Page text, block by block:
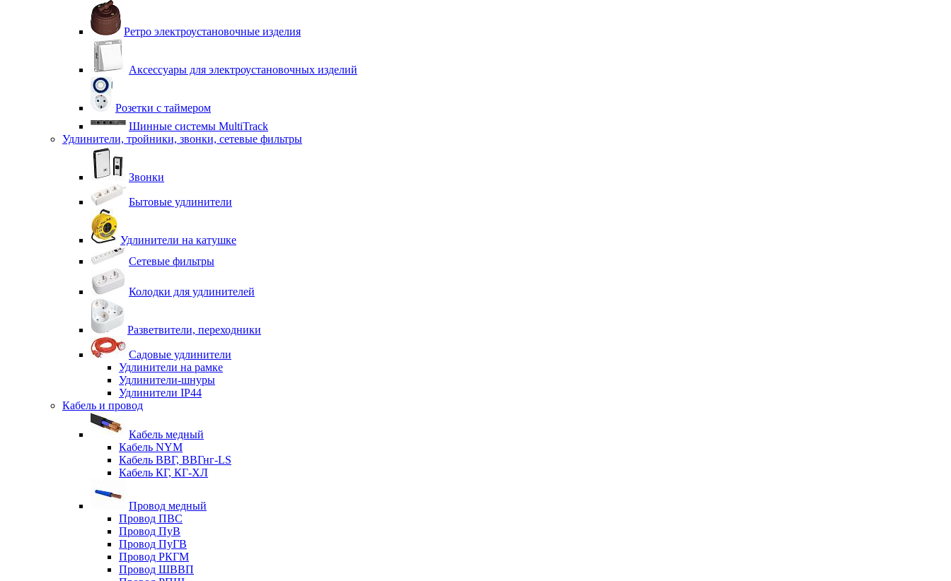
Ретро электроустановочные изделия
Аксессуары для электроустановочных изделий
Розетки с таймером
Шинные системы MultiTrack
Удлинители, тройники, звонки, сетевые фильтры
Звонки
Бытовые удлинители
Удлинители на катушке
Сетевые фильтры
Колодки для удлинителей
Разветвители, переходники
Садовые удлинители
Удлинители на рамке
Удлинители-шнуры
Удлинители IP44
Кабель и провод
Кабель медный
Кабель NYM
Кабель ВВГ, ВВГнг-LS
Кабель КГ, КГ-ХЛ
Провод медный
Провод ПВС
Провод ПуВ
Провод ПуГВ
Провод РКГМ
Провод ШВВП